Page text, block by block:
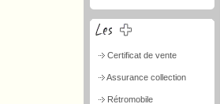
Certificat de vente
Assurance collection
Rétromobile